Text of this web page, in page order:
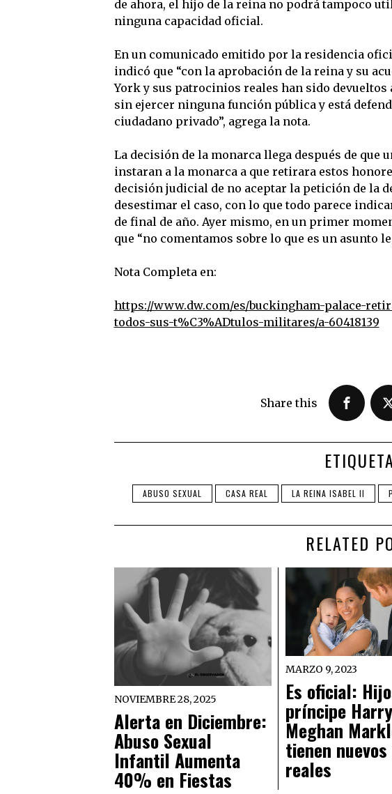
de ahora, el hijo de la reina no podrá tampoco
ninguna capacidad oficial.
En un comunicado emitido por la residencia
indicó que “con la aprobación de la reina y su
York y sus patrocinios reales han sido devueltos
sin ejercer ninguna función pública y está
ciudadano privado”, agrega la nota.
La decisión de la monarca llega después de que
instaran a la monarca a que retirara estos
decisión judicial de no aceptar la petición de la
desestimar el caso, con lo que todo parece
de final de año. Ayer mismo, en un primer
que “no comentamos sobre lo que es un asunto
Nota Completa en:
https://www.dw.com/es/buckingham-palace-
todos-sus-t%C3%ADtulos-militares/a-60418139
Share this
ABUSO SEXUAL CASA REAL LA REINA ISABEL II
RELATED
NOVIEMBRE 28, 2025
Alerta en Diciembre:
Abuso Sexual
Infantil Aumenta
40% en Fiestas
MARZO 9, 2023
Es oficial:
príncipe
Meghan
tienen
reales